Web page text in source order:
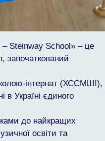
Steinway School» – це
започаткований
інтернат (ХССМШІ),
в Україні єдиного
до найкращих
освіти та